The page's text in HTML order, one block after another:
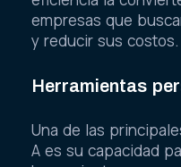
empresas que
y reducir sus costos.
Herramientas
Una de las
A es su capacidad